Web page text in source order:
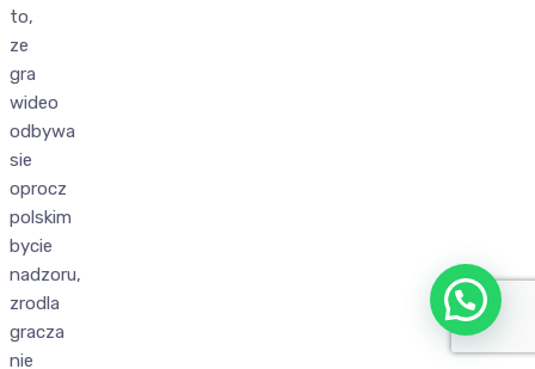
to,
ze
gra
wideo
odbywa
sie
oprocz
polskim
bycie
nadzoru,
zrodla
gracza
nie